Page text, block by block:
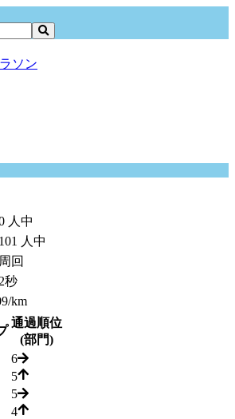
ソン
人中
人中
回
秒
km
通過順位
(部門)
6
5
5
4